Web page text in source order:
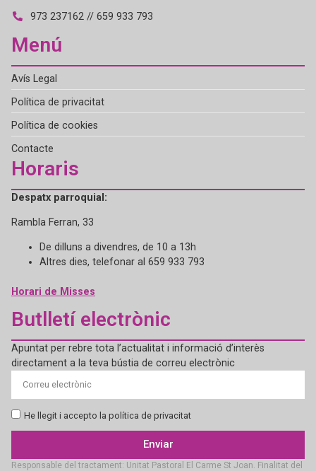
973 237162 // 659 933 793
Menú
Avís Legal
Política de privacitat
Política de cookies
Contacte
Horaris
Despatx parroquial:
Rambla Ferran, 33
De dilluns a divendres, de 10 a 13h
Altres dies, telefonar al 659 933 793
Horari de Misses
Butlletí electrònic
Apuntat per rebre tota l’actualitat i informació d’interès
directament a la teva bústia de correu electrònic
He llegit i accepto la política de privacitat
Enviar
Responsable del tractament: Unitat Pastoral El Carme St Joan. Finalitat del